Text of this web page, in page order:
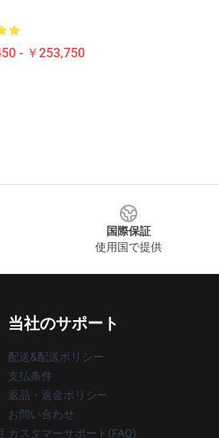
- ￥253,750
国際保証
使用国で提供
当社のサポート
配送&配送ポリシー
支払条件
返品・返金ポリシー
お問い合わせ
カスタマーサポート(FAQ)